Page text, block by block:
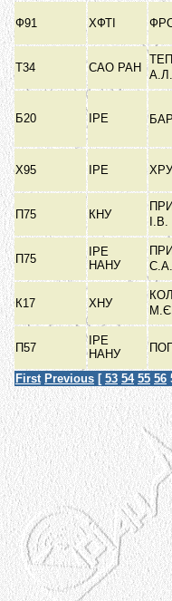
Ф91 ХФТІ
Т34 САО РАН
А.Л.
Б20 ІРЕ
Х95 ІРЕ
П75 КНУ
І.В.
П75
ІРЕ
НАНУ
С.А.
К17 ХНУ
П57
ІРЕ
НАНУ
First Previous [ 53 54 55 56